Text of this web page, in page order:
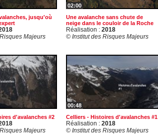
jusqu'où
Majeurs
02:00
Une avalanche sans chute de
neige dans le couloir de la Roche
Réalisation : 2018
© Institut des Risques Majeurs
d'avalanches #2
Majeurs
00:48
Celliers - Histoires d'avalanches #1
Réalisation : 2018
© Institut des Risques Majeurs